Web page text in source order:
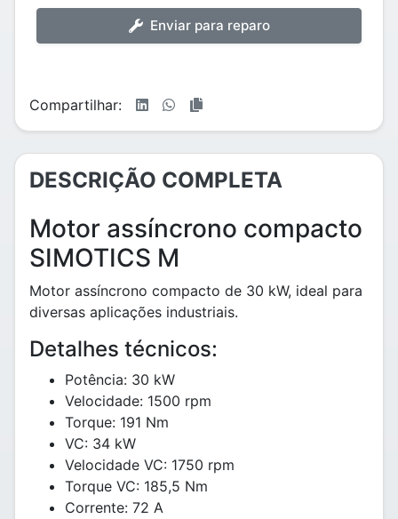
Enviar para reparo
Compartilhar:
DESCRIÇÃO COMPLETA
Motor assíncrono compacto
SIMOTICS M
Motor assíncrono compacto de 30 kW, ideal para
diversas aplicações industriais.
Detalhes técnicos:
Potência: 30 kW
Velocidade: 1500 rpm
Torque: 191 Nm
VC: 34 kW
Velocidade VC: 1750 rpm
Torque VC: 185,5 Nm
Corrente: 72 A